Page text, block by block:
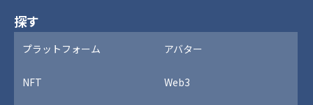
探す
プラットフォーム アバター
NFT Web3